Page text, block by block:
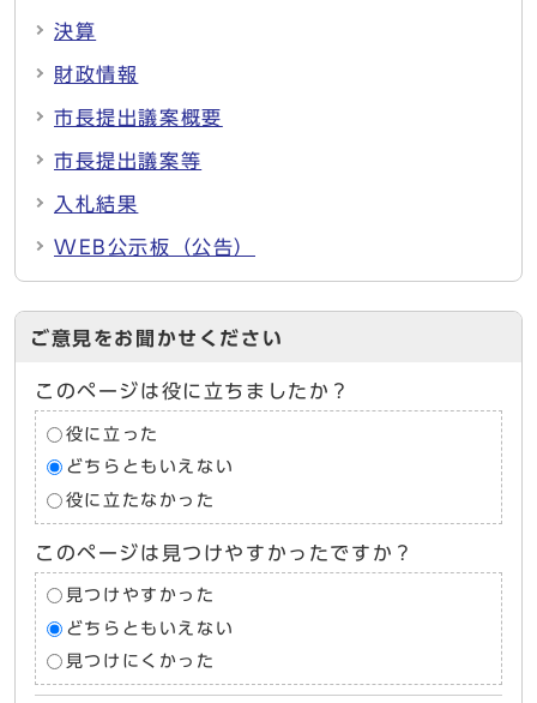
決算
財政情報
市長提出議案概要
市長提出議案等
入札結果
WEB公示板（公告）
ご意見をお聞かせください
このページは役に立ちましたか？
役に立った
どちらともいえない
役に立たなかった
このページは見つけやすかったですか？
見つけやすかった
どちらともいえない
見つけにくかった